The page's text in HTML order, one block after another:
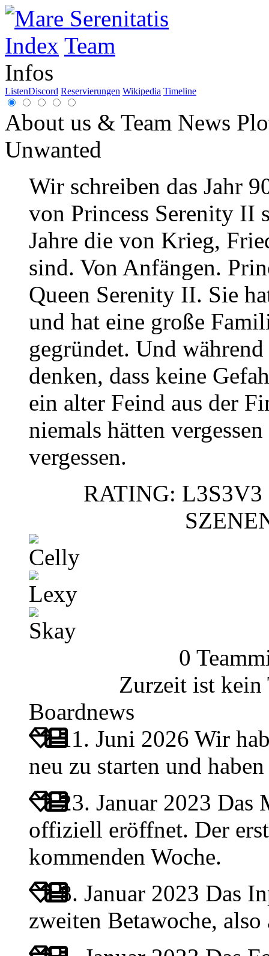
Index Team
Infos
ListenDiscord Reservierungen Wikipedia Timeline
About us & Team News
Unwanted
Wir schreiben das Jahr
von Princess Serenity II
Jahre die von Krieg,
sind. Von Anfängen.
Queen Serenity II. Sie
und hat eine große
gegründet. Und
denken, dass keine
ein alter Feind aus der
niemals hätten
vergessen.
RATING:
Celly
Lexy
Skay
0
Zurzeit ist
Boardnews
11. Juni 2026 Wir
neu zu starten und
23. Januar 2023 Das
offiziell eröffnet. Der
kommenden Woche.
8. Januar 2023 Das
zweiten Betawoche, also